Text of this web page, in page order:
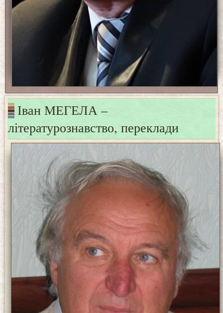
Іван МЕГЕЛА –
літературознавство, переклади